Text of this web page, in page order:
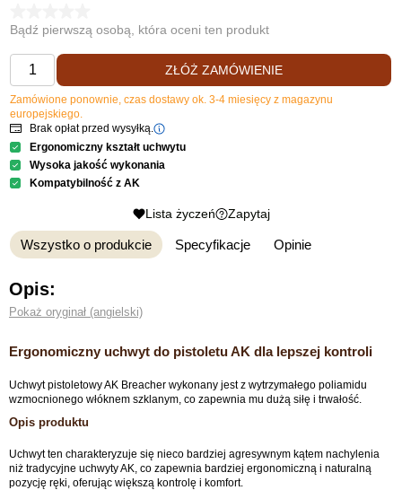
Bądź pierwszą osobą, która oceni ten produkt
ZŁÓŻ ZAMÓWIENIE
Zamówione ponownie, czas dostawy ok. 3-4 miesięcy z magazynu
europejskiego.
Brak opłat przed wysyłką.
Ergonomiczny kształt uchwytu
Wysoka jakość wykonania
Kompatybilność z AK
Lista życzeń Zapytaj
Wszystko o produkcie Specyfikacje Opinie
Opis:
Pokaż oryginał (angielski)
Ergonomiczny uchwyt do pistoletu AK dla lepszej kontroli
Uchwyt pistoletowy AK Breacher wykonany jest z wytrzymałego poliamidu
wzmocnionego włóknem szklanym, co zapewnia mu dużą siłę i trwałość.
Opis produktu
Uchwyt ten charakteryzuje się nieco bardziej agresywnym kątem nachylenia
niż tradycyjne uchwyty AK, co zapewnia bardziej ergonomiczną i naturalną
pozycję ręki, oferując większą kontrolę i komfort.